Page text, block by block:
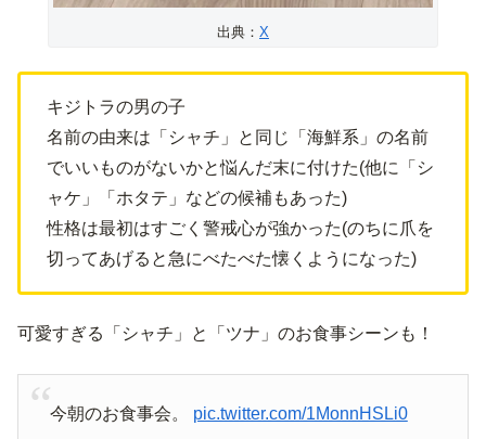
出典： X
キジトラの男の子
名前の由来は「シャチ」と同じ「海鮮系」の名前
でいいものがないかと悩んだ末に付けた(他に「シ
ャケ」「ホタテ」などの候補もあった)
性格は最初はすごく警戒心が強かった(のちに爪を
切ってあげると急にべたべた懐くようになった)
可愛すぎる「シャチ」と「ツナ」のお食事シーンも！
今朝のお食事会。 pic.twitter.com/1MonnHSLi0